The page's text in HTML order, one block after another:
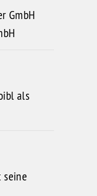
GmbH
als
seine